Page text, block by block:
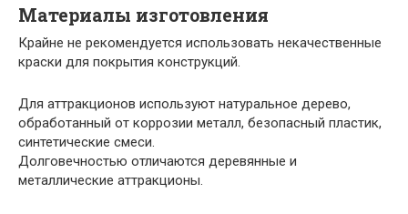
Материалы изготовления
Крайне не рекомендуется использовать некачественные
краски для покрытия конструкций.
Для аттракционов используют натуральное дерево,
обработанный от коррозии металл, безопасный пластик,
синтетические смеси.
Долговечностью отличаются деревянные и
металлические аттракционы.